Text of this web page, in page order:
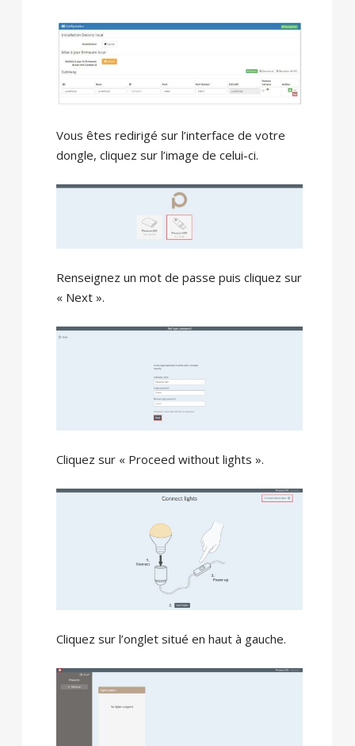
Vous êtes redirigé sur l’interface de votre
dongle, cliquez sur l’image de celui-ci.
Renseignez un mot de passe puis cliquez sur
« Next ».
Cliquez sur « Proceed without lights ».
Cliquez sur l’onglet situé en haut à gauche.